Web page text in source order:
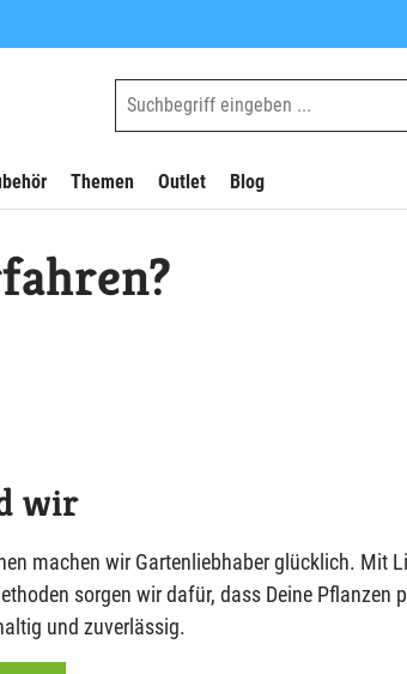
Themen Outlet Blog
wir
machen wir Gartenliebhaber glücklich. Mit
sorgen wir dafür, dass Deine Pflanzen
und zuverlässig.